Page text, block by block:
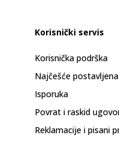
Korisnički servis
Korisnička podrška
Najčešće
Isporuka
Povrat i raskid
Reklamacije i pisani